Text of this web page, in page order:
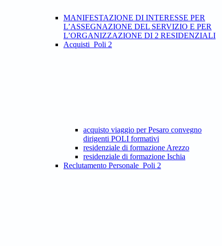
MANIFESTAZIONE DI INTERESSE PER
L’ASSEGNAZIONE DEL SERVIZIO E PER
L’ORGANIZZAZIONE DI 2 RESIDENZIALI
Acquisti_Poli 2
acquisto viaggio per Pesaro convegno
dirigenti POLI formativi
residenziale di formazione Arezzo
residenziale di formazione Ischia
Reclutamento Personale_Poli 2